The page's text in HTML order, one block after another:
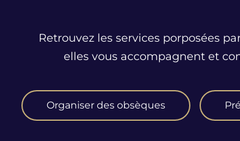
Retrouvez les services porposées
elles vous accompagnent et
Organiser des obsèques